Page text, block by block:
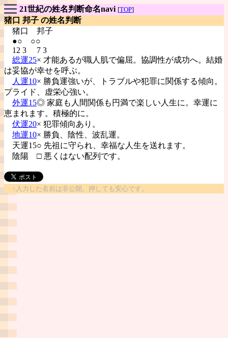
21世紀の姓名判断命名navi [TOP]
猪口 邦子 の姓名判断
猪口 邦子
●○ ○○
12 3 7 3
総運25× 才能あるが職人肌で偏屈。協調性が成功へ。結婚
は妥協が幸せを呼ぶ。
人運10× 勝負運強いが、トラブルや犯罪に関係する傾向。
プライド、虚栄心強い。
外運15◎ 家庭も人間関係も円満で楽しい人生に。幸運に
恵まれます。積極的に。
伏運20× 犯罪傾向あり。
地運10× 勝負、陰性、波乱運。
天運15○ 先祖に守られ、幸福な人生を送れます。
陰陽 □ 悪くはない配列です。
↑入力した名前は非公開。押しても安心です。